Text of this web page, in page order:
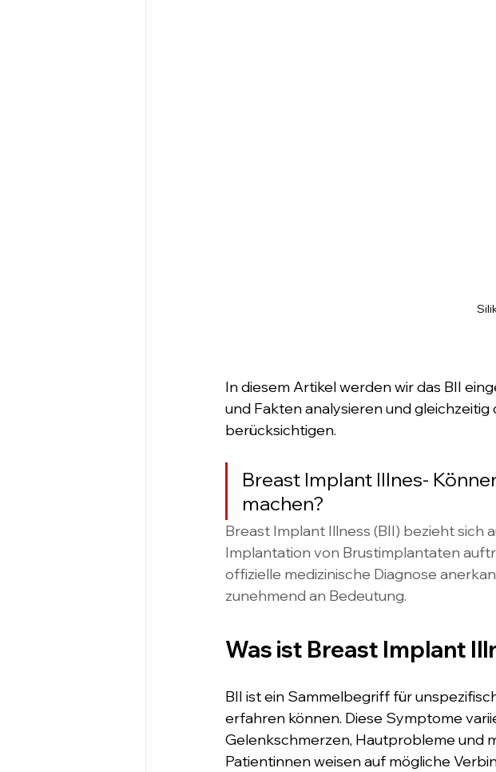
In diesem Artikel werden wir das BII
und Fakten analysieren und
berücksichtigen.
Breast Implant Illnes-
machen?
Breast Implant Illness (BII) bezieht sich
Implantation von Brustimplantaten
offizielle medizinische Diagnose
zunehmend an Bedeutung.
Was ist Breast Implant
BII ist ein Sammelbegriff für
erfahren können. Diese Symptome
Gelenkschmerzen, Hautprobleme und
Patientinnen weisen auf mögliche